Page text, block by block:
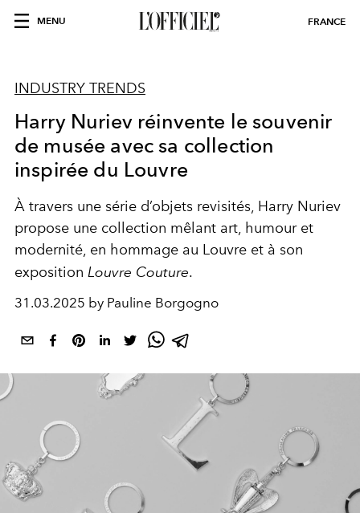
MENU FRANCE
INDUSTRY TRENDS
Harry Nuriev réinvente le souvenir
de musée avec sa collection
inspirée du Louvre
À travers une série d’objets revisités, Harry Nuriev
propose une collection mêlant art, humour et
modernité, en hommage au Louvre et à son
exposition Louvre Couture.
31.03.2025 by Pauline Borgogno